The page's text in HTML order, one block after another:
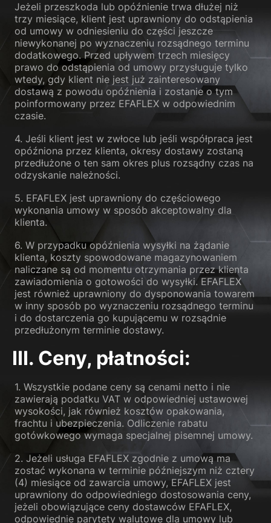
Jeżeli przeszkoda lub opóźnienie trwa dłużej niż
trzy miesiące, klient jest uprawniony do odstąpienia
od umowy w odniesieniu do części jeszcze
niewykonanej po wyznaczeniu rozsądnego terminu
dodatkowego. Przed upływem trzech miesięcy
prawo do odstąpienia od umowy przysługuje tylko
wtedy, gdy klient nie jest już zainteresowany
dostawą z powodu opóźnienia i zostanie o tym
poinformowany przez EFAFLEX w odpowiednim
czasie.
4. Jeśli klient jest w zwłoce lub jeśli współpraca jest
opóźniona przez klienta, okresy dostawy zostaną
przedłużone o ten sam okres plus rozsądny czas na
odzyskanie należności.
5. EFAFLEX jest uprawniony do częściowego
wykonania umowy w sposób akceptowalny dla
klienta.
6. W przypadku opóźnienia wysyłki na żądanie
klienta, koszty spowodowane magazynowaniem
naliczane są od momentu otrzymania przez klienta
zawiadomienia o gotowości do wysyłki. EFAFLEX
jest również uprawniony do dysponowania towarem
w inny sposób po wyznaczeniu rozsądnego terminu
i do dostarczenia go kupującemu w rozsądnie
przedłużonym terminie dostawy.
III. Ceny, płatności:
1. Wszystkie podane ceny są cenami netto i nie
zawierają podatku VAT w odpowiedniej ustawowej
wysokości, jak również kosztów opakowania,
frachtu i ubezpieczenia. Odliczenie rabatu
gotówkowego wymaga specjalnej pisemnej umowy.
2. Jeżeli usługa EFAFLEX zgodnie z umową ma
zostać wykonana w terminie późniejszym niż cztery
(4) miesiące od zawarcia umowy, EFAFLEX jest
uprawniony do odpowiedniego dostosowania ceny,
jeżeli obowiązujące ceny dostawców EFAFLEX,
odpowiednie parytety walutowe dla umowy lub